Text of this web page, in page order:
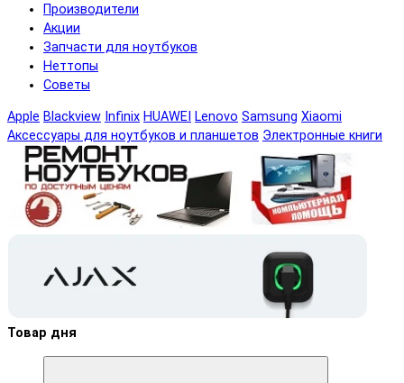
Производители
Акции
Запчасти для ноутбуков
Неттопы
Советы
Apple Blackview Infinix HUAWEI Lenovo Samsung Xiaomi
Аксессуары для ноутбуков и планшетов Электронные книги
Товар дня